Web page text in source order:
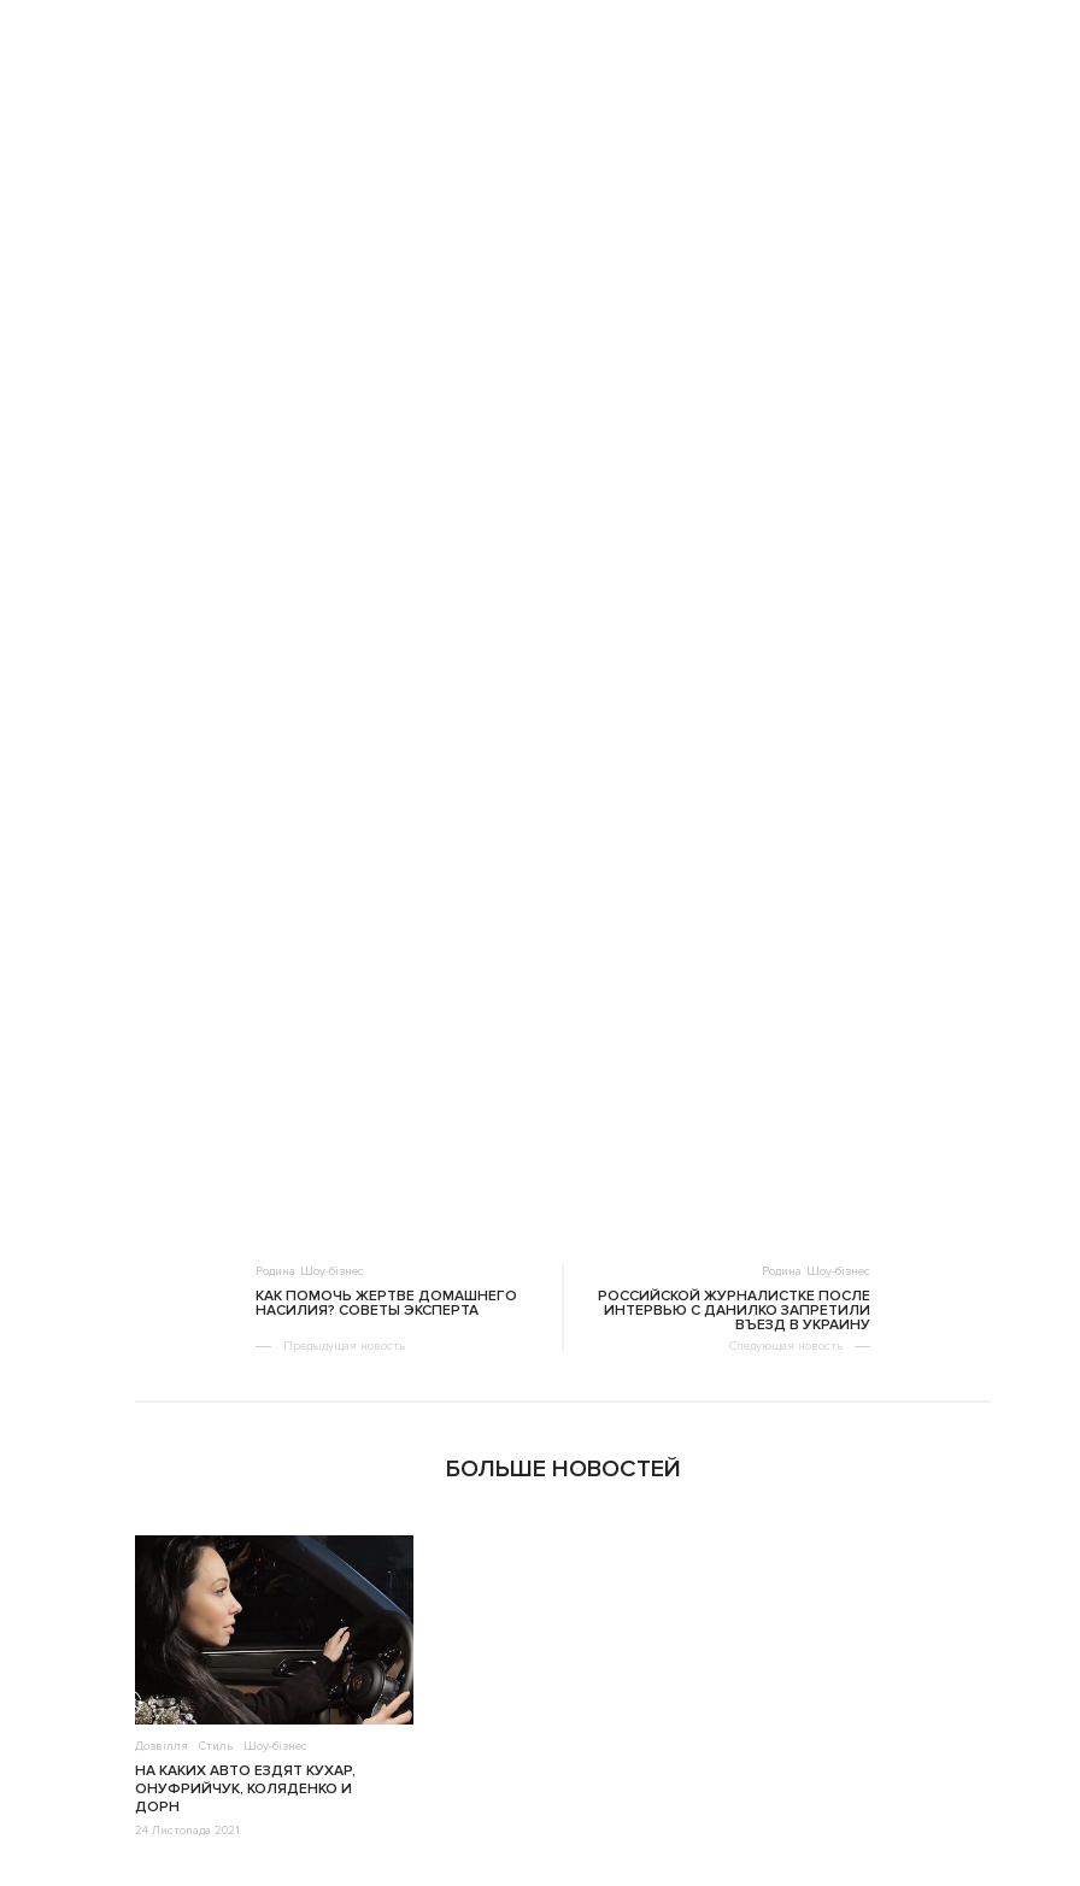
Родина Шоу-бізнес
КАК ПОМОЧЬ ЖЕРТВЕ ДОМАШНЕГО
НАСИЛИЯ? СОВЕТЫ ЭКСПЕРТА
Предыдущая новость
Родина Шоу-бізнес
РОССИЙСКОЙ ЖУРНАЛИСТКЕ ПОСЛЕ
ИНТЕРВЬЮ С ДАНИЛКО ЗАПРЕТИЛИ
ВЪЕЗД В УКРАИНУ
Следующая новость
БОЛЬШЕ НОВОСТЕЙ
Дозвілля Стиль Шоу-бізнес
НА КАКИХ АВТО ЕЗДЯТ КУХАР,
ОНУФРИЙЧУК, КОЛЯДЕНКО И
ДОРН
24 Листопада 2021